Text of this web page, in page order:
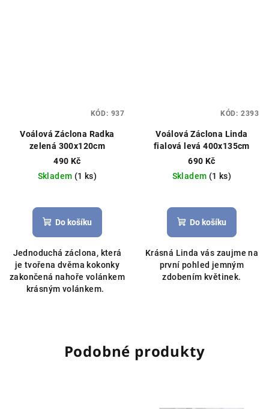
Voálová Záclona Radka
zelená 300x120cm
490 Kč
Skladem (1 ks)
Do košíku
Jednoduchá záclona, která
je tvořena dvěma kokonky
zakončená nahoře volánkem
krásným volánkem.
KÓD: 937
Voálová Záclona Linda
fialová levá 400x135cm
690 Kč
Skladem (1 ks)
Do košíku
Krásná Linda vás zaujme na
první pohled jemným
zdobením květinek.
KÓD: 2393
Podobné produkty